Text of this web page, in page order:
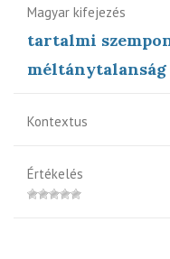
Magyar kifejezés
tartalmi
méltánytalanság
Kontextus
Értékelés